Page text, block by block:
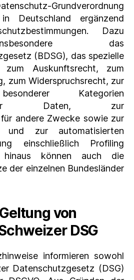
Grundverordnung
Deutschland ergänzend
Dazu
das
(BDSG), das spezielle
zum Auskunftsrecht, zum
zum Widerspruchsrecht, zur
Kategorien
Daten, zur
andere Zwecke sowie zur
und zur automatisierten
einschließlich Profiling
hinaus können auch die
der einzelnen Bundesländer
von
DSG
informieren sowohl
Datenschutzgesetz (DSG)